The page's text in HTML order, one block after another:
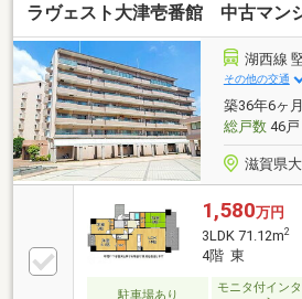
ラヴェスト大津壱番館 中古マン
湖西線
その他の交通
築36年6ヶ
総戸数46戸
滋賀県
1,580万円
3LDK 71.12m2
4階 東
駐車場あり
モニタ付イン